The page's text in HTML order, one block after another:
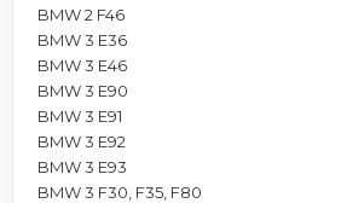
BMW 2 F46
BMW 3 E36
BMW 3 E46
BMW 3 E90
BMW 3 E91
BMW 3 E92
BMW 3 E93
BMW 3 F30, F35, F80